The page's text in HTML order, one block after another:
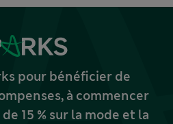
pour bénéficier de
à commencer
15 % sur la mode et la